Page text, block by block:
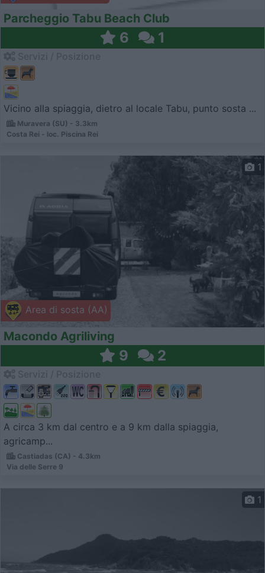
Parcheggio Tabu Beach Club
6 1
Vicino alla spiaggia, dietro al locale Tabu, punto sosta ...
Muravera (SU) - 3.3km
Costa Rei - loc. Piscina Rei
Area di sosta (AA)
1
Macondo Agriliving
9 2
A circa 3 km dal centro e a 9 km dalla spiaggia,
agricamp...
Castiadas (CA) - 4.3km
Via delle Serre 9
1